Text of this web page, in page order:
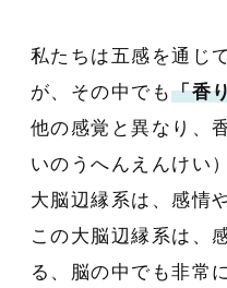
私たちは五感を通じ
が、その中でも「香
他の感覚と異なり、
いのうへんえんけい
大脳辺縁系は、感情
この大脳辺縁系は、
る、脳の中でも非常